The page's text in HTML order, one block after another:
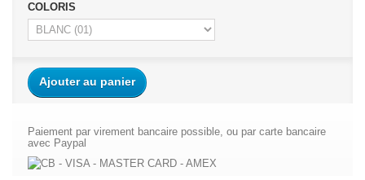
COLORIS
Ajouter au panier
Paiement par virement bancaire possible, ou par carte bancaire
avec Paypal